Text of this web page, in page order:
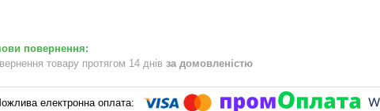
товару протягом 14 днів за домовленістю